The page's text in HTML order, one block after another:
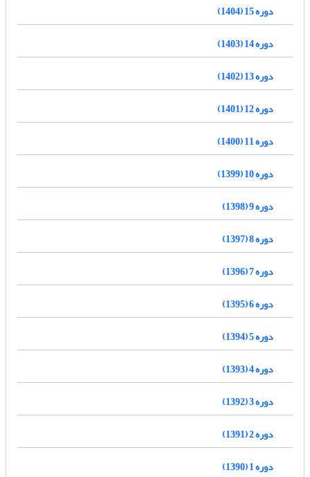
دوره 15 (1404)
دوره 14 (1403)
دوره 13 (1402)
دوره 12 (1401)
دوره 11 (1400)
دوره 10 (1399)
دوره 9 (1398)
دوره 8 (1397)
دوره 7 (1396)
دوره 6 (1395)
دوره 5 (1394)
دوره 4 (1393)
دوره 3 (1392)
دوره 2 (1391)
دوره 1 (1390)